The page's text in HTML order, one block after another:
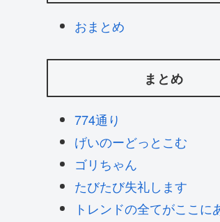
おまとめ
まとめ
774通り
げいのーどっとこむ
ゴリちゃん
たびたび失礼します
トレンドの全てがここに